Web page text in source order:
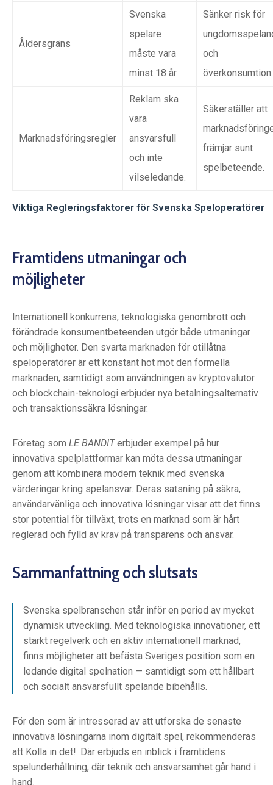
Viktiga Regleringsfaktorer för Svenska Speloperatörer
Åldersgräns
Svenska
spelare
måste vara
minst 18 år.
Sänker risk för
och
överkonsumtion.
Marknadsföringsregler
Reklam ska
vara
ansvarsfull
och inte
vilseledande.
Säkerställer att
främjar sunt
spelbeteende.
Framtidens utmaningar och
möjligheter
Internationell konkurrens, teknologiska genombrott och
förändrade konsumentbeteenden utgör både utmaningar
och möjligheter. Den svarta marknaden för otillåtna
speloperatörer är ett konstant hot mot den formella
marknaden, samtidigt som användningen av kryptovalutor
och blockchain-teknologi erbjuder nya betalningsalternativ
och transaktionssäkra lösningar.
Företag som LE BANDITerbjuder exempel på hur
innovativa spelplattformar kan möta dessa utmaningar
genom att kombinera modern teknik med svenska
värderingar kring spelansvar. Deras satsning på säkra,
användarvänliga och innovativa lösningar visar att det finns
stor potential för tillväxt, trots en marknad som är hårt
reglerad och fylld av krav på transparens och ansvar.
Sammanfattning och slutsats
Svenska spelbranschen står inför en period av mycket
dynamisk utveckling. Med teknologiska innovationer, ett
starkt regelverk och en aktiv internationell marknad,
finns möjligheter att befästa Sveriges position som en
ledande digital spelnation — samtidigt som ett hållbart
och socialt ansvarsfullt spelande bibehålls.
För den som är intresserad av att utforska de senaste
innovativa lösningarna inom digitalt spel, rekommenderas
att Kolla in det!. Där erbjuds en inblick i framtidens
spelunderhållning, där teknik och ansvarsamhet går hand i
hand.